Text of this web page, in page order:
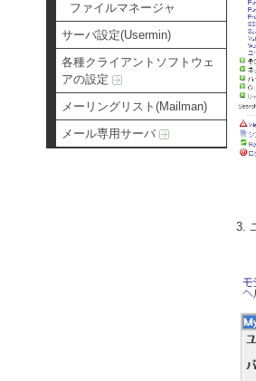
ファイルマネージャ
サーバ設定(Usermin)
各種クライアントソフトウェ
アの設定
メーリングリスト(Mailman)
メール専用サーバ
3.